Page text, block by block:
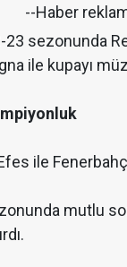
--Haber
sezonunda
ile kupayı
ile
mutlu